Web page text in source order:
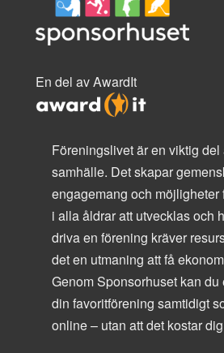
En del av AwardIt
Föreningslivet är en viktig del
samhälle. Det skapar
engagemang och möjligheter
i alla åldrar att utvecklas och
driva en förening kräver
det en utmaning att få
Genom Sponsorhuset kan du
din favoritförening samtidigt
online – utan att det kostar